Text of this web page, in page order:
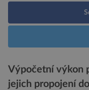
Výpočetní výkon
jejich propojení